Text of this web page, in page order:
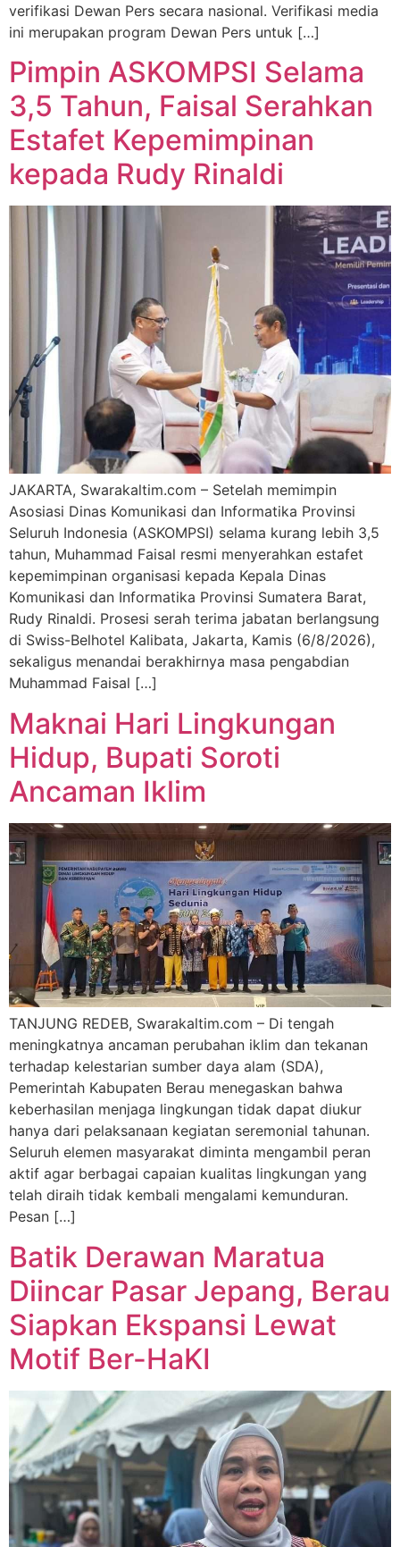
verifikasi Dewan Pers secara nasional. Verifikasi media
ini merupakan program Dewan Pers untuk […]
Pimpin ASKOMPSI Selama
3,5 Tahun, Faisal Serahkan
Estafet Kepemimpinan
kepada Rudy Rinaldi
JAKARTA, Swarakaltim.com – Setelah memimpin
Asosiasi Dinas Komunikasi dan Informatika Provinsi
Seluruh Indonesia (ASKOMPSI) selama kurang lebih 3,5
tahun, Muhammad Faisal resmi menyerahkan estafet
kepemimpinan organisasi kepada Kepala Dinas
Komunikasi dan Informatika Provinsi Sumatera Barat,
Rudy Rinaldi. Prosesi serah terima jabatan berlangsung
di Swiss-Belhotel Kalibata, Jakarta, Kamis (6/8/2026),
sekaligus menandai berakhirnya masa pengabdian
Muhammad Faisal […]
Maknai Hari Lingkungan
Hidup, Bupati Soroti
Ancaman Iklim
TANJUNG REDEB, Swarakaltim.com – Di tengah
meningkatnya ancaman perubahan iklim dan tekanan
terhadap kelestarian sumber daya alam (SDA),
Pemerintah Kabupaten Berau menegaskan bahwa
keberhasilan menjaga lingkungan tidak dapat diukur
hanya dari pelaksanaan kegiatan seremonial tahunan.
Seluruh elemen masyarakat diminta mengambil peran
aktif agar berbagai capaian kualitas lingkungan yang
telah diraih tidak kembali mengalami kemunduran.
Pesan […]
Batik Derawan Maratua
Diincar Pasar Jepang, Berau
Siapkan Ekspansi Lewat
Motif Ber-HaKI